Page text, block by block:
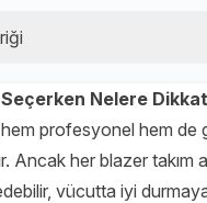
Seçerken Nelere
profesyonel hem de
Ancak her blazer takım
vücutta iyi